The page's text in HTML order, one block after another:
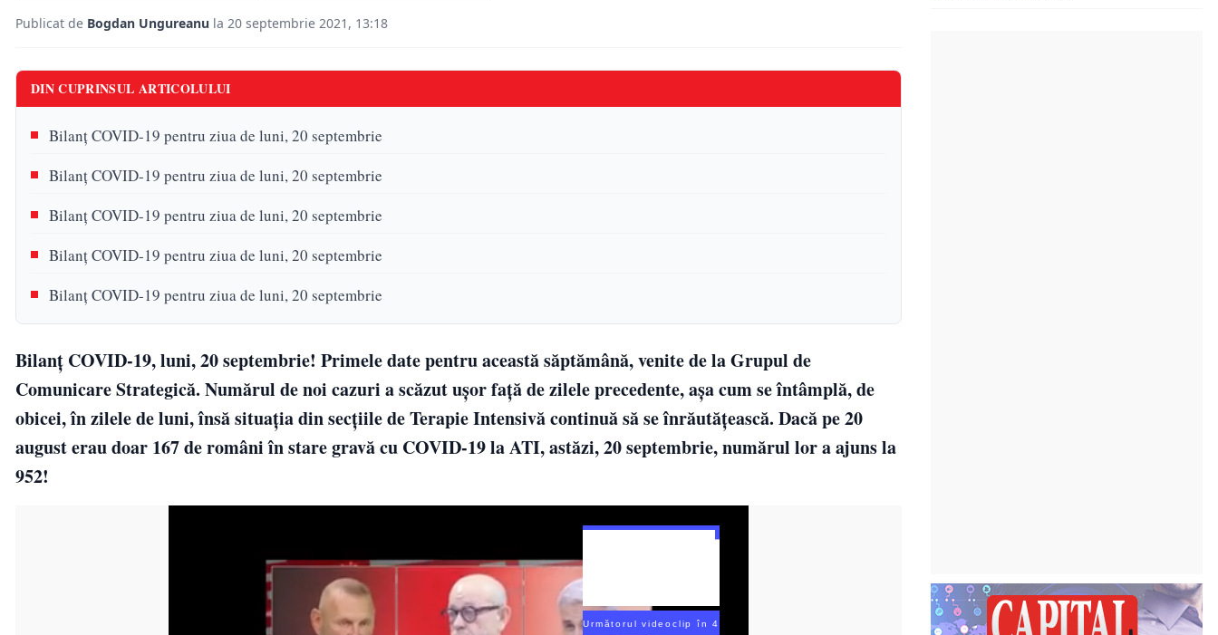
Publicat de Bogdan Ungureanu la 20 septembrie 2021, 13:18
DIN CUPRINSUL ARTICOLULUI
Bilanţ COVID-19 pentru ziua de luni, 20 septembrie
Bilanţ COVID-19 pentru ziua de luni, 20 septembrie
Bilanţ COVID-19 pentru ziua de luni, 20 septembrie
Bilanţ COVID-19 pentru ziua de luni, 20 septembrie
Bilanţ COVID-19 pentru ziua de luni, 20 septembrie
Bilanţ COVID-19, luni, 20 septembrie! Primele date pentru această săptămână, venite de la Grupul de
Comunicare Strategică. Numărul de noi cazuri a scăzut uşor faţă de zilele precedente, aşa cum se întâmplă, de
obicei, în zilele de luni, însă situaţia din secţiile de Terapie Intensivă continuă să se înrăutăţească. Dacă pe 20
august erau doar 167 de români în stare gravă cu COVID-19 la ATI, astăzi, 20 septembrie, numărul lor a ajuns la
952!